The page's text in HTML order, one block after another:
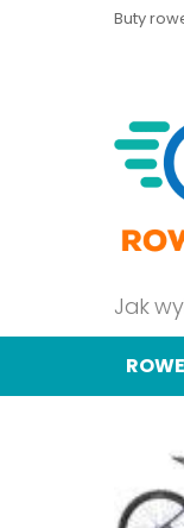
Buty
Jak